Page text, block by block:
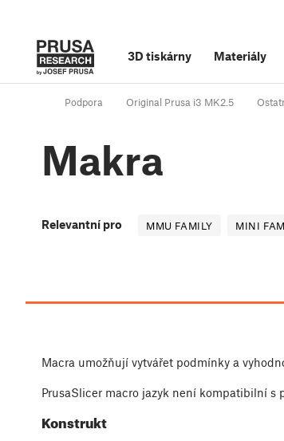
3D tiskárny Materiály
Podpora Original Prusa i3 MK2.5
Makra
Relevantní pro MMU FAMILY MINI
Macra umožňují vytvářet podmínky a
PrusaSlicer macro jazyk není kompatibilní s
Konstrukt